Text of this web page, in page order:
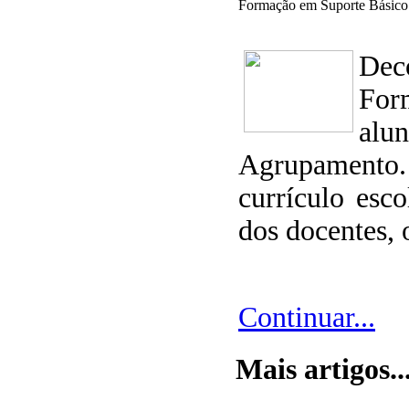
Formação em Suporte
currículo
dos
Continuar...
Mais